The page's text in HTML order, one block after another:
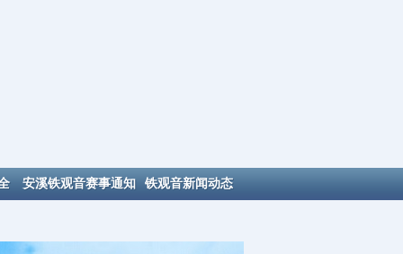
安溪铁观音赛事通知 铁观音新闻动态